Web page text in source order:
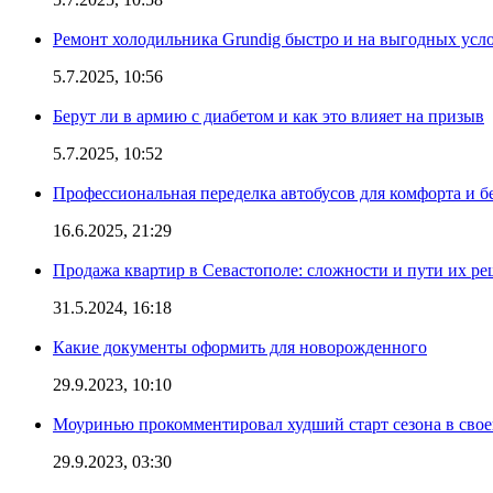
Ремонт холодильника Grundig быстро и на выгодных
5.7.2025, 10:56
Берут ли в армию с диабетом и как это влияет на призыв
5.7.2025, 10:52
Профессиональная переделка автобусов для комфорта и
16.6.2025, 21:29
Продажа квартир в Севастополе: сложности и пути их
31.5.2024, 16:18
Какие документы оформить для новорожденного
29.9.2023, 10:10
Моуринью прокомментировал худший старт сезона в
29.9.2023, 03:30